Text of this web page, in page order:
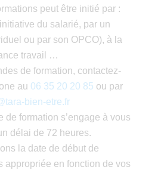
peut être initié par :
du salarié, par un
ou par son OPCO), à la
travail …
de formation, contactez-
au 06 35 20 20 85 ou par
bien-etre.fr
de formation s’engage à vous
délai de 72 heures.
la date de début de
appropriée en fonction de vos